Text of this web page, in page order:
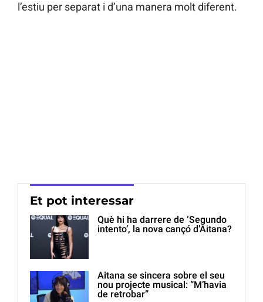
l’estiu per separat i d’una manera molt diferent.
Et pot interessar
Què hi ha darrere de ‘Segundo
intento’, la nova cançó d’Aitana?
Aitana se sincera sobre el seu
nou projecte musical: “M’havia
de retrobar”